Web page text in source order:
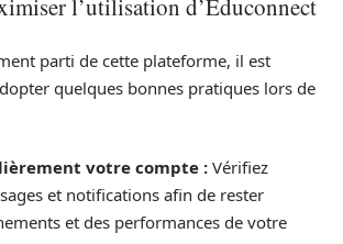
l’utilisation d’Educonnect
parti de cette plateforme, il est
quelques bonnes pratiques lors de
votre compte : Vérifiez
et notifications afin de rester
et des performances de votre